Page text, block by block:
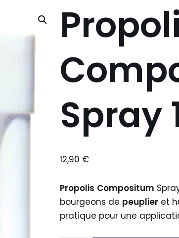
Spray
12,90 €
Propolis Compositum
bourgeons de peuplier et
pratique pour une